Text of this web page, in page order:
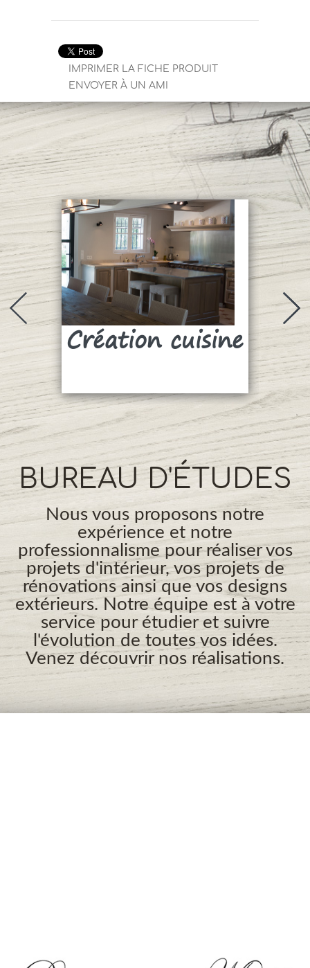
IMPRIMER LA FICHE PRODUIT
ENVOYER À UN AMI
Création cuisine
BUREAU D'ÉTUDES
Nous vous proposons notre
expérience et notre
professionnalisme pour réaliser vos
projets d'intérieur, vos projets de
rénovations ainsi que vos designs
extérieurs. Notre équipe est à votre
service pour étudier et suivre
l'évolution de toutes vos idées.
Venez découvrir nos réalisations.